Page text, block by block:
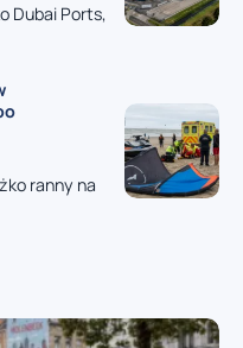
Dubai Ports,
ranny na